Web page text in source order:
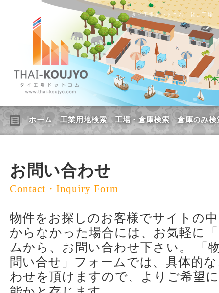
タイ工場ドットコム：貸し工場
ホーム 工業用地検索 工場・倉庫検索 倉庫のみ検
お問い合わせ
Contact・Inquiry Form
物件をお探しのお客様でサイトの
からなかった場合には、お気軽に
ムから、お問い合わせ下さい。 「
問い合せ」フォームでは、具体的
わせを頂けますので、よりご希望